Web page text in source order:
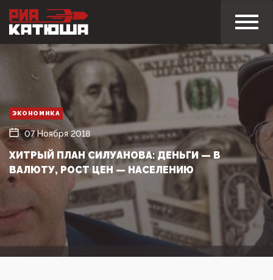
ЭКОНОМИКА
07 Ноября 2018
ХИТРЫЙ ПЛАН СИЛУАНОВА: ДЕНЬГИ — В
ВАЛЮТУ, РОСТ ЦЕН — НАСЕЛЕНИЮ